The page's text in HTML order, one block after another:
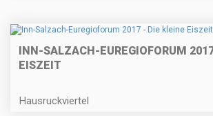
INN-SALZACH-EUREGIOFORUM
EISZEIT
Hausruckviertel